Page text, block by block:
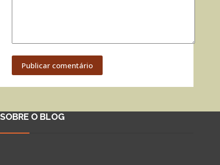
Publicar comentário
SOBRE O BLOG